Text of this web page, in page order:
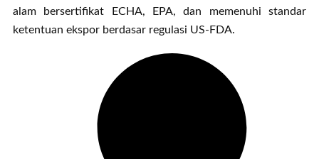
alam bersertifikat ECHA, EPA, dan memenuhi standar
ketentuan ekspor berdasar regulasi US-FDA.